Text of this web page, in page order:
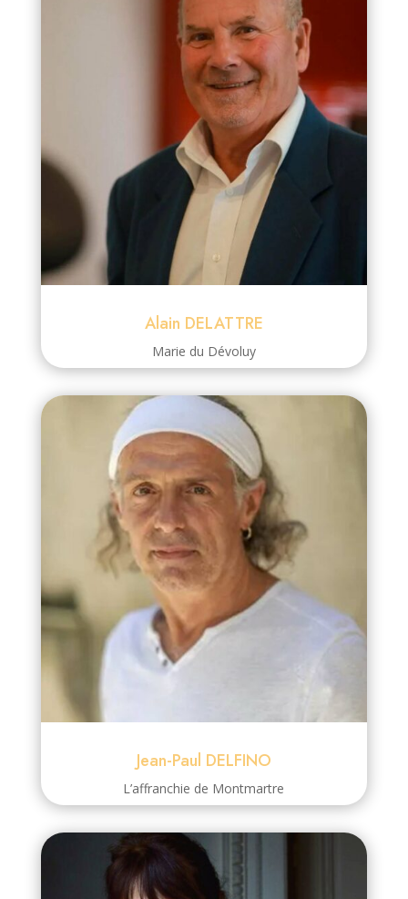
Alain DELATTRE
Marie du Dévoluy
Jean-Paul DELFINO
L’affranchie de Montmartre